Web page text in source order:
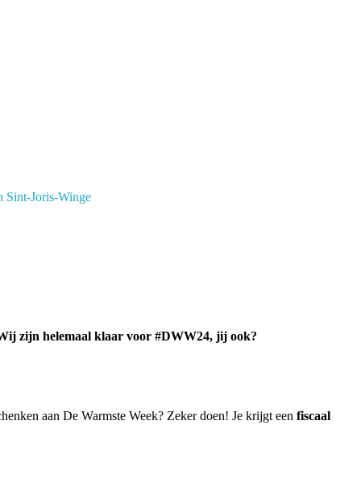
Sint-Joris-Winge
zijn helemaal klaar voor #DWW24, jij ook?
aan De Warmste Week? Zeker doen! Je krijgt een fiscaal